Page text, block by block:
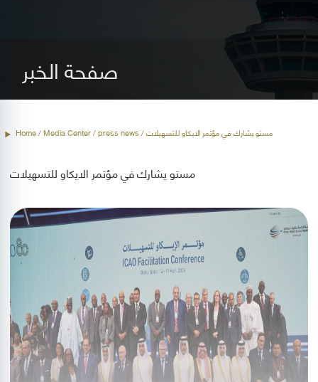
صفحة الخبر
Home/ Media Center /press news / مستو يشارك في مؤتمر الايكاو للتسهيلات
مستو يشارك في مؤتمر الايكاو للتسهيلات